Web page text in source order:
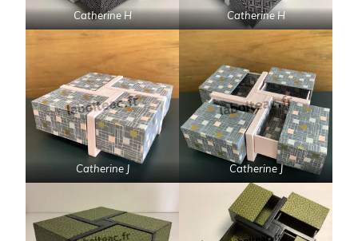
Catherine H Catherine H
Catherine J Catherine J